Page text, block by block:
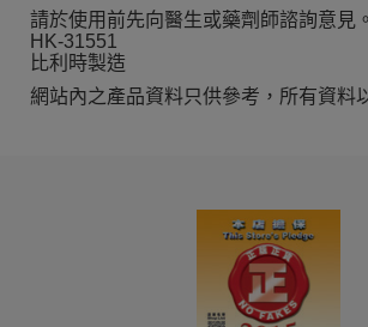
請於使用前先向醫生或藥劑師諮詢意見。
HK-31551
比利時製造
網站內之產品資料只供參考，所有資料